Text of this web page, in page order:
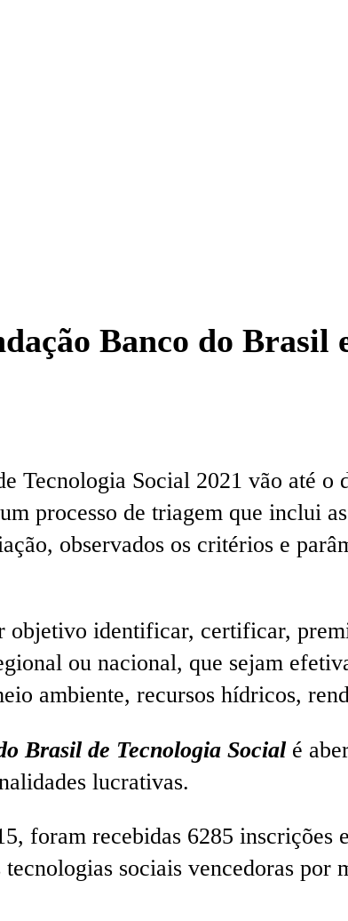
Banco do Brasil
Tecnologia Social 2021 vão até o
processo de triagem que inclui
observados os critérios e
objetivo identificar, certificar,
ou nacional, que sejam
ambiente, recursos hídricos,
o Brasil de Tecnologia Socialé
lucrativas.
foram recebidas 6285 inscrições
sociais vencedoras por